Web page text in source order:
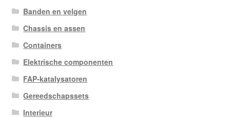
Banden en velgen
Chassis en assen
Containers
Elektrische componenten
FAP-katalysatoren
Gereedschapssets
Interieur